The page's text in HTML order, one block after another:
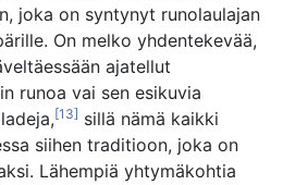
joka on syntynyt runolaulajan
On melko yhdentekevää,
ajatellut
runoa vai sen esikuvia
[13] sillä nämä kaikki
siihen traditioon, joka on
Lähempiä yhtymäkohtia